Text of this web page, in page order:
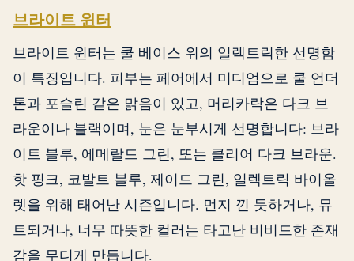
브라이트 윈터
브라이트 윈터는 쿨 베이스 위의 일렉트릭한 선명함
이 특징입니다. 피부는 페어에서 미디엄으로 쿨 언더
톤과 포슬린 같은 맑음이 있고, 머리카락은 다크 브
라운이나 블랙이며, 눈은 눈부시게 선명합니다: 브라
이트 블루, 에메랄드 그린, 또는 클리어 다크 브라운.
핫 핑크, 코발트 블루, 제이드 그린, 일렉트릭 바이올
렛을 위해 태어난 시즌입니다. 먼지 낀 듯하거나, 뮤
트되거나, 너무 따뜻한 컬러는 타고난 비비드한 존재
감을 무디게 만듭니다.